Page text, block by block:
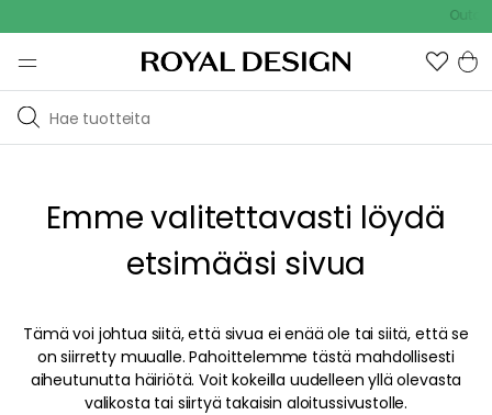
Emme valitettavasti löydä
etsimääsi sivua
Tämä voi johtua siitä, että sivua ei enää ole tai siitä, että se
on siirretty muualle. Pahoittelemme tästä mahdollisesti
aiheutunutta häiriötä. Voit kokeilla uudelleen yllä olevasta
valikosta tai siirtyä takaisin aloitussivustolle.